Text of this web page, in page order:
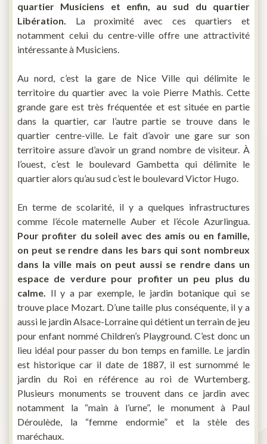
quartier Musiciens et enfin, au sud du quartier
Libération. La proximité avec ces quartiers et
notamment celui du centre-ville offre une attractivité
intéressante à Musiciens.
Au nord, c’est la gare de Nice Ville qui délimite le
territoire du quartier avec la voie Pierre Mathis. Cette
grande gare est très fréquentée et est située en partie
dans la quartier, car l’autre partie se trouve dans le
quartier centre-ville. Le fait d’avoir une gare sur son
territoire assure d’avoir un grand nombre de visiteur. À
l’ouest, c’est le boulevard Gambetta qui délimite le
quartier alors qu’au sud c’est le boulevard Victor Hugo.
En terme de scolarité, il y a quelques infrastructures
comme l’école maternelle Auber et l’école Azurlingua.
Pour profiter du soleil avec des amis ou en famille,
on peut se rendre dans les bars qui sont nombreux
dans la ville mais on peut aussi se rendre dans un
espace de verdure pour profiter un peu plus du
calme. Il y a par exemple, le jardin botanique qui se
trouve place Mozart. D’une taille plus conséquente, il y a
aussi le jardin Alsace-Lorraine qui détient un terrain de jeu
pour enfant nommé Children’s Playground. C’est donc un
lieu idéal pour passer du bon temps en famille. Le jardin
est historique car il date de 1887, il est surnommé le
jardin du Roi en référence au roi de Wurtemberg.
Plusieurs monuments se trouvent dans ce jardin avec
notamment la “main à l’urne”, le monument à Paul
Déroulède, la “femme endormie” et la stèle des
maréchaux.